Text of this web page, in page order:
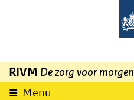
Overslaan en naar de inhoud gaan
RIVM De zorg voor morgen
Menu